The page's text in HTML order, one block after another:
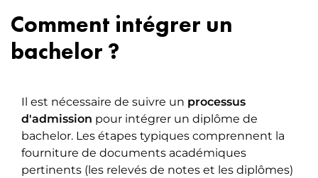
Comment intégrer un
bachelor ?
Il est nécessaire de suivre un processus
d'admission pour intégrer un diplôme de
bachelor. Les étapes typiques comprennent la
fourniture de documents académiques
pertinents (les relevés de notes et les diplômes)